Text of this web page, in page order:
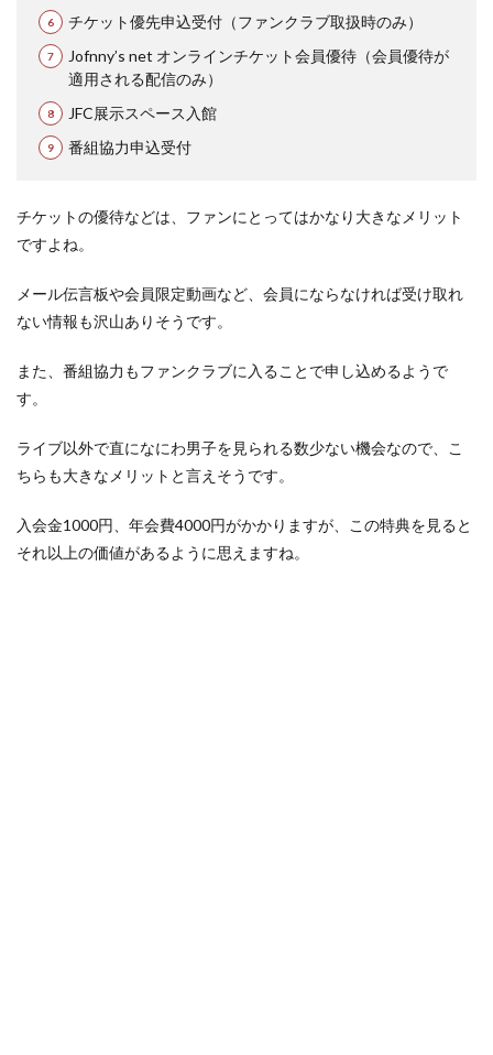
チケット優先申込受付（ファンクラブ取扱時のみ）
Jofnny’s net オンラインチケット会員優待（会員優待が
適用される配信のみ）
JFC展示スペース入館
番組協力申込受付
チケットの優待などは、ファンにとってはかなり大きなメリット
ですよね。
メール伝言板や会員限定動画など、会員にならなければ受け取れ
ない情報も沢山ありそうです。
また、番組協力もファンクラブに入ることで申し込めるようで
す。
ライブ以外で直になにわ男子を見られる数少ない機会なので、こ
ちらも大きなメリットと言えそうです。
入会金1000円、年会費4000円がかかりますが、この特典を見ると
それ以上の価値があるように思えますね。